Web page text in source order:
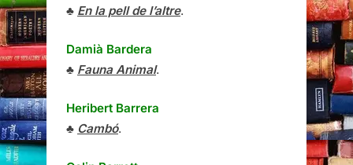
♣ En la pell de l’altre.
Damià Bardera
♣ Fauna Animal.
Heribert Barrera
♣ Cambó.